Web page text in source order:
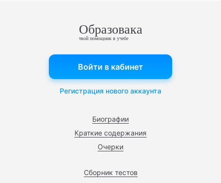
Образовака
твой помощник в учебе
Биографии
Краткие содержания
Очерки
Сборник тестов
Войти в кабинет
Регистрация нового аккаунта